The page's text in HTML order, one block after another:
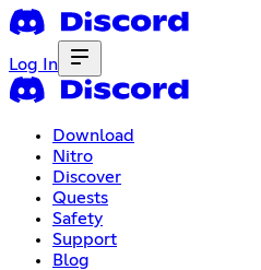
Log In
Download
Nitro
Discover
Quests
Safety
Support
Blog